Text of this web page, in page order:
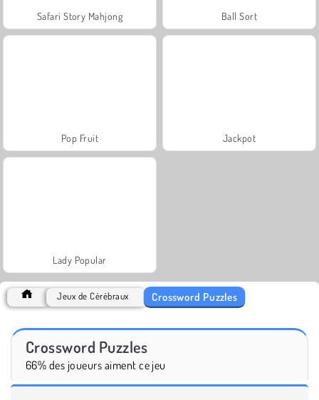
Safari Story Mahjong Ball Sort
Pop Fruit Jackpot
Lady Popular
Jeux de Cérébraux Crossword Puzzles
Crossword Puzzles
66% des joueurs aiment ce jeu